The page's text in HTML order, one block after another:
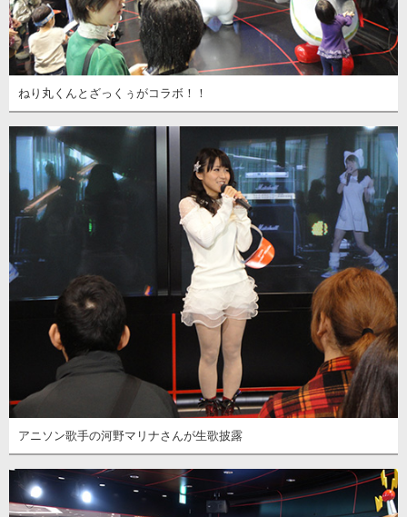
ねり丸くんとざっくぅがコラボ！！
アニソン歌手の河野マリナさんが生歌披露